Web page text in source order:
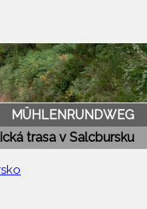
MÜHLENRUNDWEG
trasa v Salcbursku